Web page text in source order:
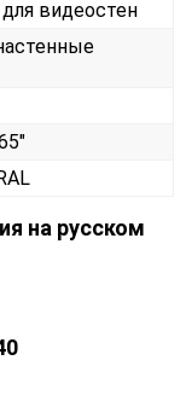
видеостен
на русском